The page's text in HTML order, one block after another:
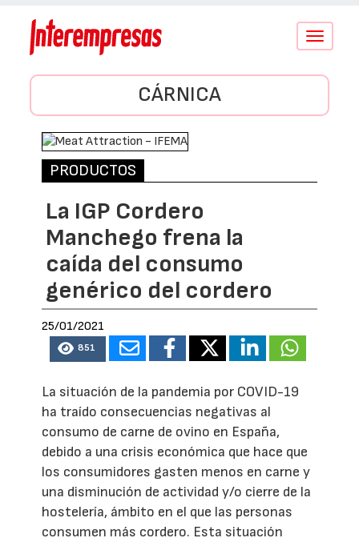
Conmutar
CÁRNICA
PRODUCTOS
La IGP Cordero
Manchego frena la
caída del consumo
genérico del cordero
25/01/2021
851
La situación de la pandemia por COVID-19
ha traído consecuencias negativas al
consumo de carne de ovino en España,
debido a una crisis económica que hace que
los consumidores gasten menos en carne y
una disminución de actividad y/o cierre de la
hostelería, ámbito en el que las personas
consumen más cordero. Esta situación